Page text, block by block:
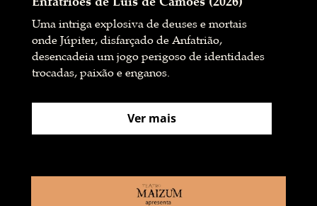
Uma intriga explosiva de deuses e mortais
onde Júpiter, disfarçado de Anfatrião,
desencadeia um jogo perigoso de identidades
trocadas, paixão e enganos.
Ver mais